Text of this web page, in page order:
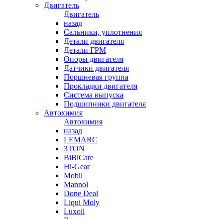
Двигатель
Двигатель
назад
Сальники, уплотнения
Детали двигателя
Детали ГРМ
Опоры двигателя
Датчики двигателя
Поршневая группа
Прокладки двигателя
Система выпуска
Подшипники двигателя
Автохимия
Автохимия
назад
LEMARC
3TON
BiBiCare
Hi-Gear
Mobil
Mannol
Done Deal
Liqui Moly
Luxoil